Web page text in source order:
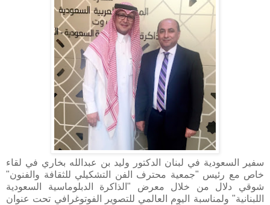
سفير السعودية في لبنان الدكتور وليد بن عبدالله بخاري في لقاء
خاص مع رئيس "جمعية محترف الفن التشكيلي للثقافة والفنون"
شوقي دلال من خلال معرض "الذاكرة الدبلوماسية السعودية
اللبنانية" ولمناسبة اليوم العالمي للتصوير الفوتوغرافي تحت عنوان